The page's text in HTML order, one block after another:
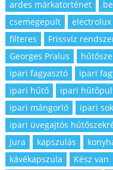
ardes márkatörténet
csemegepult
electrolux
filteres
Frissvíz
Georges Pralus
ipari fagyasztó
ipari
ipari hűtő
ipari
ipari mángorló
ipari
ipari üvegajtós
Jura
kapszulás
kávékapszula
Kész van